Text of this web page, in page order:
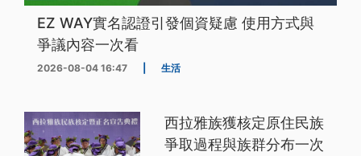
EZ WAY實名認證引發個資疑慮 使用方式與
爭議內容一次看
2026-08-04 16:47 生活
西拉雅族獲核定原住民族
爭取過程與族群分布一次